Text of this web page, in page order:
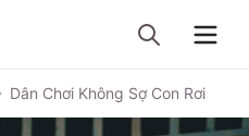
Dân Chơi Không Sợ Con Rơi